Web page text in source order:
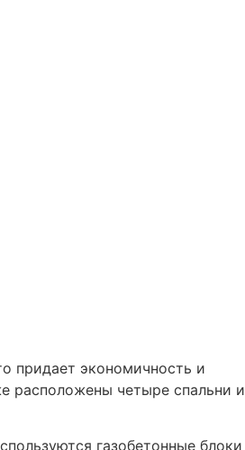
придает экономичность и
расположены четыре спальни и
газобетонные блоки